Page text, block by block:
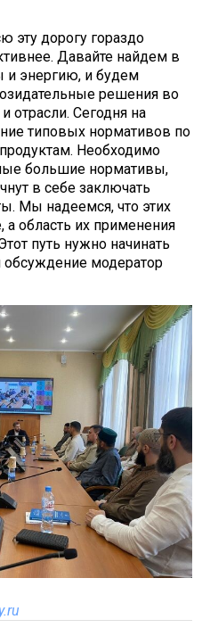
эту дорогу гораздо
Давайте найдем в
и энергию, и будем
решения во
отрасли. Сегодня на
типовых нормативов по
Необходимо
большие нормативы,
в себе заключать
Мы надеемся, что этих
а область их применения
путь нужно начинать
обсуждение модератор